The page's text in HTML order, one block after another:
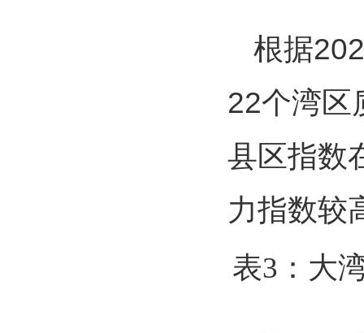
根据
22个湾区
县区指数
力指数较
表3：大